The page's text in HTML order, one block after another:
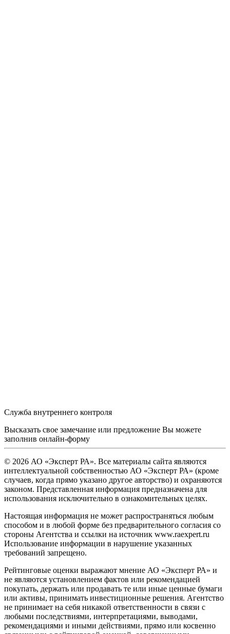
Служба внутреннего контроля
Высказать свое замечание или предложение Вы можете
заполнив онлайн-форму
© 2026 АО «Эксперт РА». Все материалы сайта являются
интеллектуальной собственностью АО «Эксперт РА» (кроме
случаев, когда прямо указано другое авторство) и охраняются
законом. Представленная информация предназначена для
использования исключительно в ознакомительных целях.
Настоящая информация не может распространяться любым
способом и в любой форме без предварительного согласия со
стороны Агентства и ссылки на источник www.raexpert.ru
Использование информации в нарушение указанных
требований запрещено.
Рейтинговые оценки выражают мнение АО «Эксперт РА» и
не являются установлением фактов или рекомендацией
покупать, держать или продавать те или иные ценные бумаги
или активы, принимать инвестиционные решения. Агентство
не принимает на себя никакой ответственности в связи с
любыми последствиями, интерпретациями, выводами,
рекомендациями и иными действиями, прямо или косвенно